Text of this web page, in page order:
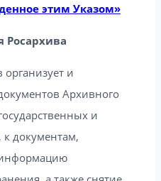
этим Указом»
Росархива
организует и
Архивного
и
документам,